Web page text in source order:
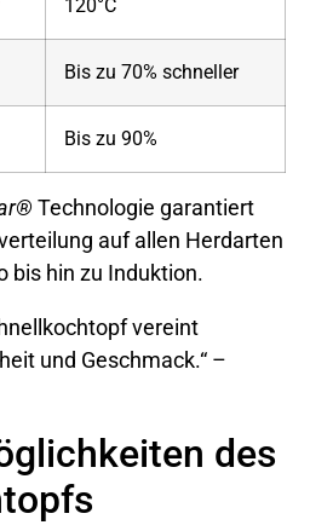
120°C
Bis zu 70% schneller
Bis zu 90%
Technologie garantiert
auf allen Herdarten
bis hin zu Induktion.
vereint
und Geschmack.“ –
des